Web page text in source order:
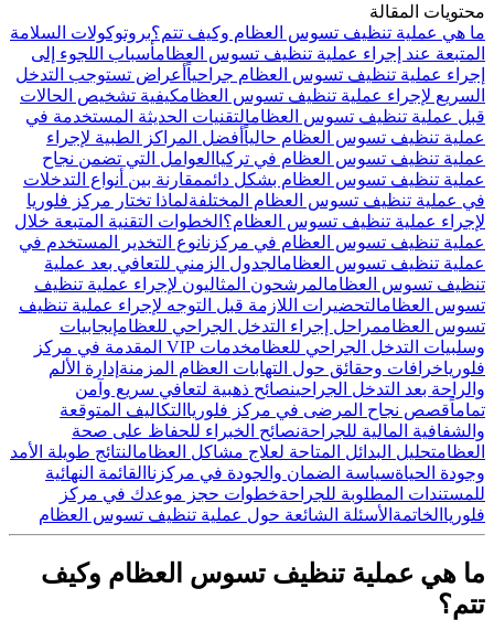
محتويات المقالة
ما هي عملية تنظيف تسوس العظام وكيف تتم؟بروتوكولات السلامة
المتبعة عند إجراء عملية تنظيف تسوس العظامأسباب اللجوء إلى
إجراء عملية تنظيف تسوس العظام جراحياً أعراض تستوجب التدخل
السريع لإجراء عملية تنظيف تسوس العظامكيفية تشخيص الحالات
قبل عملية تنظيف تسوس العظامالتقنيات الحديثة المستخدمة في
عملية تنظيف تسوس العظام حالياً أفضل المراكز الطبية لإجراء
عملية تنظيف تسوس العظام في تركيا العوامل التي تضمن نجاح
عملية تنظيف تسوس العظام بشكل دائممقارنة بين أنواع التدخلات
في عملية تنظيف تسوس العظام المختلفةلماذا تختار مركز فلوريا
لإجراء عملية تنظيف تسوس العظام؟ الخطوات التقنية المتبعة خلال
عملية تنظيف تسوس العظام في مركزنانوع التخدير المستخدم في
عملية تنظيف تسوس العظامالجدول الزمني للتعافي بعد عملية
تنظيف تسوس العظامالمرشحون المثاليون لإجراء عملية تنظيف
تسوس العظامالتحضيرات اللازمة قبل التوجه لإجراء عملية تنظيف
تسوس العظاممراحل إجراء التدخل الجراحي للعظامإيجابيات
وسلبيات التدخل الجراحي للعظام
خدمات VIP المقدمة في مركز
فلورياخرافات وحقائق حول التهابات العظام المزمنة إدارة الألم
والراحة بعد التدخل الجراحينصائح ذهبية لتعافي سريع وآمن
تماماًقصص نجاح المرضى في مركز فلوريا التكاليف المتوقعة
والشفافية المالية للجراحةنصائح الخبراء للحفاظ على صحة
العظامتحليل البدائل المتاحة لعلاج مشاكل العظامالنتائج طويلة الأمد
وجودة الحياةسياسة الضمان والجودة في مركزنا القائمة النهائية
للمستندات المطلوبة للجراحةخطوات حجز موعدك في مركز
فلوريا الخاتمة الأسئلة الشائعة حول عملية تنظيف تسوس العظام
ما هي عملية تنظيف تسوس العظام وكيف
تتم؟